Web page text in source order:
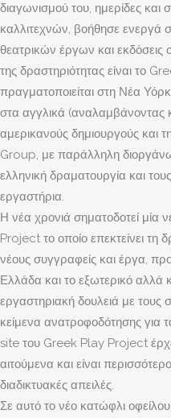
διαγωνισμού του, ημερίδες και
καλλιτεχνών, βοήθησε ενεργά
θεατρικών έργων και εκδόσεις
της δραστηριότητας είναι το
πραγματοποιείται στη Νέα
στα αγγλικά (αναλαμβάνοντας
αμερικανούς δημιουργούς και
Group, με παράλληλη
ελληνική δραματουργία και
εργαστήρια.
Η νέα χρονιά σηματοδοτεί μία
Project το οποίο επεκτείνει τη
νέους συγγραφείς και έργα,
Ελλάδα και το εξωτερικό αλλά
εργαστηριακή δουλειά με τους
κείμενα ανατροφοδότησης για
site του Greek Play Project
αιτούμενα και είναι
διαδικτυακές απειλές.
Σε αυτό το νέο κατώφλι